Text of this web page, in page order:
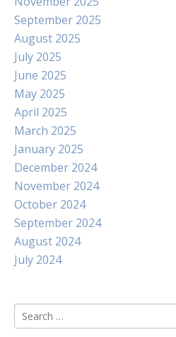
September 2025
August 2025
July 2025
June 2025
May 2025
April 2025
March 2025
January 2025
December 2024
November 2024
October 2024
September 2024
August 2024
July 2024
Search
for: